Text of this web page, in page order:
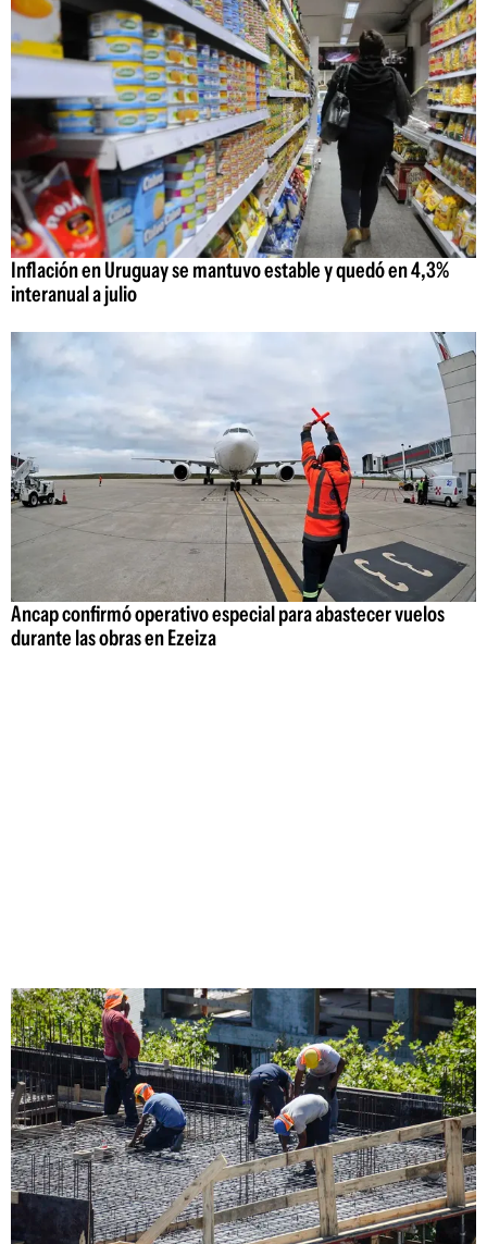
Inflación en Uruguay se mantuvo estable y quedó en 4,3%
interanual a julio
Ancap confirmó operativo especial para abastecer vuelos
durante las obras en Ezeiza